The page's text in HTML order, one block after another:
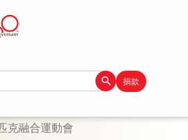
Search Button
捐款
克融合運動會